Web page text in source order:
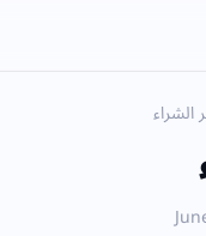
الشراء